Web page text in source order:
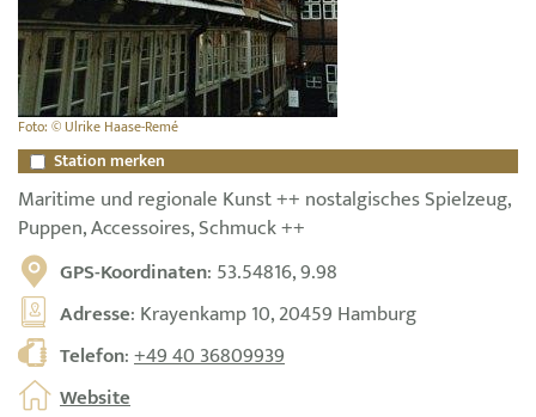
Foto: © Ulrike Haase-Remé
Station merken
Maritime und regionale Kunst ++ nostalgisches Spielzeug,
Puppen, Accessoires, Schmuck ++
GPS-Koordinaten: 53.54816, 9.98
Adresse: Krayenkamp 10, 20459 Hamburg
Telefon:+49 40 36809939
Website